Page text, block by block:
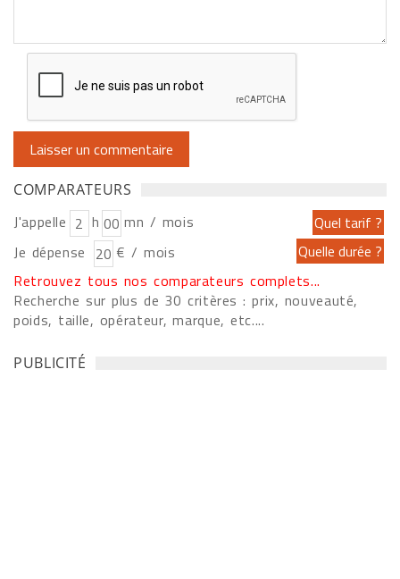
COMPARATEURS
J'appelle h
mn / mois
Je dépense
€ / mois
Retrouvez tous nos comparateurs complets...
Recherche sur plus de 30 critères : prix, nouveauté,
poids, taille, opérateur, marque, etc....
PUBLICITÉ